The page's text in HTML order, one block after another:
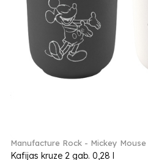
Manufacture Rock - Mickey Mouse
Kafijas kruze 2 gab. 0,28 l